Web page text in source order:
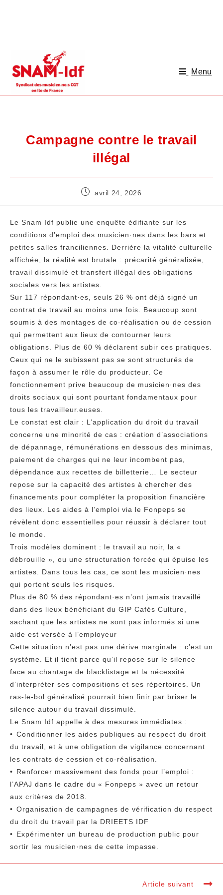
Menu
Campagne contre le travail
illégal
avril 24, 2026
Le Snam Idf publie une enquête édifiante sur les
conditions d’emploi des musicien·nes dans les bars et
petites salles franciliennes. Derrière la vitalité culturelle
affichée, la réalité est brutale : précarité généralisée,
travail dissimulé et transfert illégal des obligations
sociales vers les artistes.
Sur 117 répondant·es, seuls 26 % ont déjà signé un
contrat de travail au moins une fois. Beaucoup sont
soumis à des montages de co-réalisation ou de cession
qui permettent aux lieux de contourner leurs
obligations. Plus de 60 % déclarent subir ces pratiques.
Ceux qui ne le subissent pas se sont structurés de
façon à assumer le rôle du producteur. Ce
fonctionnement prive beaucoup de musicien·nes des
droits sociaux qui sont pourtant fondamentaux pour
tous les travailleur.euses.
Le constat est clair : L’application du droit du travail
concerne une minorité de cas : création d’associations
de dépannage, rémunérations en dessous des minimas,
paiement de charges qui ne leur incombent pas,
dépendance aux recettes de billetterie… Le secteur
repose sur la capacité des artistes à chercher des
financements pour compléter la proposition financière
des lieux. Les aides à l’emploi via le Fonpeps se
révèlent donc essentielles pour réussir à déclarer tout
le monde.
Trois modèles dominent : le travail au noir, la «
débrouille », ou une structuration forcée qui épuise les
artistes. Dans tous les cas, ce sont les musicien·nes
qui portent seuls les risques.
Plus de 80 % des répondant·es n’ont jamais travaillé
dans des lieux bénéficiant du GIP Cafés Culture,
sachant que les artistes ne sont pas informés si une
aide est versée à l’employeur
Cette situation n’est pas une dérive marginale : c’est un
système. Et il tient parce qu’il repose sur le silence
face au chantage de blacklistage et la nécessité
d’interpréter ses compositions et ses répertoires. Un
ras-le-bol généralisé pourrait bien finir par briser le
silence autour du travail dissimulé.
Le Snam Idf appelle à des mesures immédiates :
•⁠ ⁠Conditionner les aides publiques au respect du droit
du travail, et à une obligation de vigilance concernant
les contrats de cession et co-réalisation.
•⁠ ⁠Renforcer massivement des fonds pour l’emploi :
l’APAJ dans le cadre du « Fonpeps » avec un retour
aux critères de 2018.
•⁠ ⁠Organisation de campagnes de vérification du respect
du droit du travail par la DRIEETS IDF
•⁠ ⁠Expérimenter un bureau de production public pour
sortir les musicien·nes de cette impasse.
Article suivant